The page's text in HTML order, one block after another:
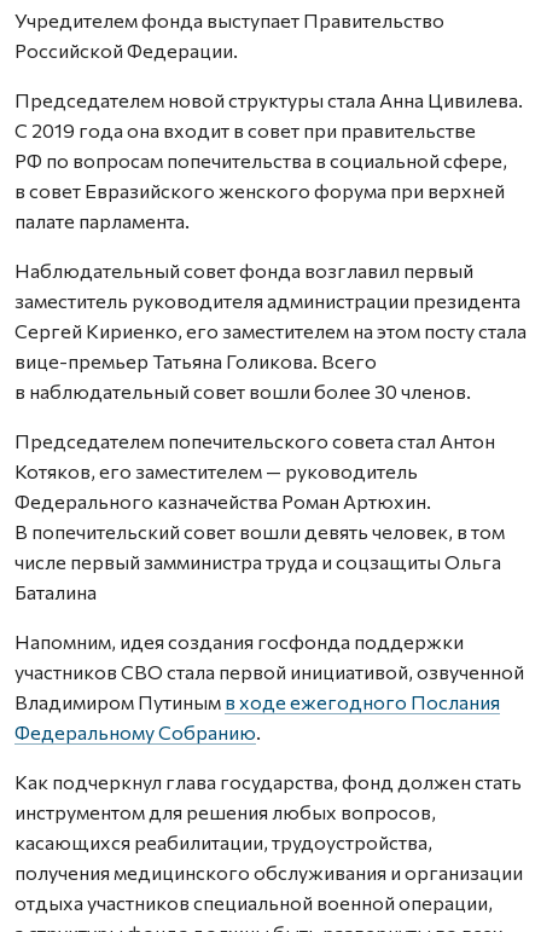
Учредителем фонда выступает Правительство
Российской Федерации.
Председателем новой структуры стала Анна Цивилева.
С 2019 года она входит в совет при правительстве
РФ по вопросам попечительства в социальной сфере,
в совет Евразийского женского форума при верхней
палате парламента.
Наблюдательный совет фонда возглавил первый
заместитель руководителя администрации президента
Сергей Кириенко, его заместителем на этом посту стала
вице-премьер Татьяна Голикова. Всего
в наблюдательный совет вошли более 30 членов.
Председателем попечительского совета стал Антон
Котяков, его заместителем — руководитель
Федерального казначейства Роман Артюхин.
В попечительский совет вошли девять человек, в том
числе первый замминистра труда и соцзащиты Ольга
Баталина
Напомним, идея создания госфонда поддержки
участников СВО стала первой инициативой, озвученной
Владимиром Путиным в ходе ежегодного Послания
Федеральному Собранию.
Как подчеркнул глава государства, фонд должен стать
инструментом для решения любых вопросов,
касающихся реабилитации, трудоустройства,
получения медицинского обслуживания и организации
отдыха участников специальной военной операции,